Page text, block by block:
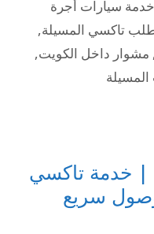
خدمة سيارات أجرة
تاكسي المسيلة,
مشوار داخل الكويت,
| خدمة تاكسي